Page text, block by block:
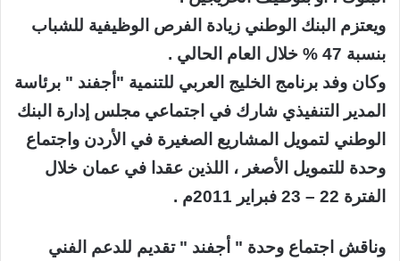
ويعتزم البنك الوطني زيادة الفرص الوظيفية للشباب
بنسبة 47 % خلال العام الحالي .
وكان وفد برنامج الخليج العربي للتنمية "أجفند " برئاسة
المدير التنفيذي شارك في اجتماعي مجلس إدارة البنك
الوطني لتمويل المشاريع الصغيرة في الأردن واجتماع
وحدة للتمويل الأصغر ، اللذين عقدا في عمان خلال
الفترة 22 – 23 فبراير 2011م .
وناقش اجتماع وحدة " أجفند " تقديم للدعم الفني